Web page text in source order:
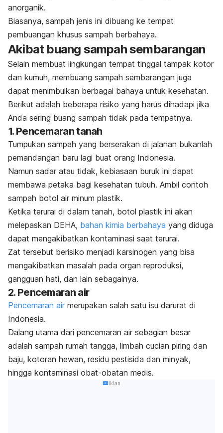
anorganik.
Biasanya, sampah jenis ini dibuang ke tempat
pembuangan khusus sampah berbahaya.
Akibat buang sampah sembarangan
Selain membuat lingkungan tempat tinggal tampak kotor
dan kumuh, membuang sampah sembarangan juga
dapat menimbulkan berbagai bahaya untuk kesehatan.
Berikut adalah beberapa risiko yang harus dihadapi jika
Anda sering buang sampah tidak pada tempatnya.
1. Pencemaran tanah
Tumpukan sampah yang berserakan di jalanan bukanlah
pemandangan baru lagi buat orang Indonesia.
Namun sadar atau tidak, kebiasaan buruk ini dapat
membawa petaka bagi kesehatan tubuh. Ambil contoh
sampah botol air minum plastik.
Ketika terurai di dalam tanah, botol plastik ini akan
melepaskan DEHA, bahan kimia berbahaya yang diduga
dapat mengakibatkan kontaminasi saat terurai.
Zat tersebut berisiko menjadi karsinogen yang bisa
mengakibatkan masalah pada organ reproduksi,
gangguan hati, dan lain sebagainya.
2. Pencemaran air
Pencemaran air merupakan salah satu isu darurat di
Indonesia.
Dalang utama dari pencemaran air sebagian besar
adalah sampah rumah tangga, limbah cucian piring dan
baju, kotoran hewan, residu pestisida dan minyak,
hingga kontaminasi obat-obatan medis.
Iklan